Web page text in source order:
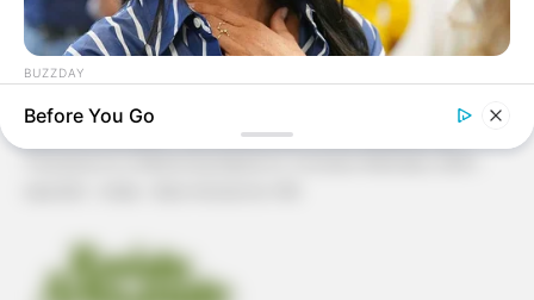
Revista Artesanato - 18.079.935/0001-70 FBO Negócios de
BUZZDAY
Before You Go